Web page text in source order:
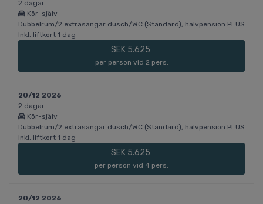
2 dagar
Kör-själv
Dubbelrum/2 extrasängar dusch/WC (Standard), halvpension PLUS
Inkl. liftkort 1 dag
SEK 5.625
per person vid 2 pers.
20/12 2026
2 dagar
Kör-själv
Dubbelrum/2 extrasängar dusch/WC (Standard), halvpension PLUS
Inkl. liftkort 1 dag
SEK 5.625
per person vid 4 pers.
20/12 2026